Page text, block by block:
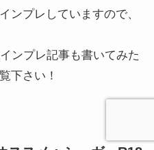
ンプレしていますので、
ンプレ記事も書いてみた
下さい！